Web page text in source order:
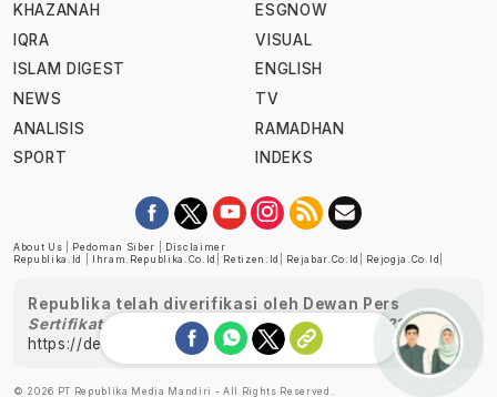
KHAZANAH
IQRA
ISLAM DIGEST
NEWS
ANALISIS
SPORT
ESGNOW
VISUAL
ENGLISH
TV
RAMADHAN
INDEKS
About Us Pedoman Siber
Disclaimer
Republika.id
Ihram.republika.co.id Retizen.id Rejabar.co.id Rejogja.co.id
Republika telah diverifikasi oleh Dewan Pers
Sertifikat Nomor 1058/DP-Verifikasi/K/XII/2022
https://dewanpers.or.id/data/perusahaanpers
© 2026 PT Republika Media Mandiri - All Rights Reserved.